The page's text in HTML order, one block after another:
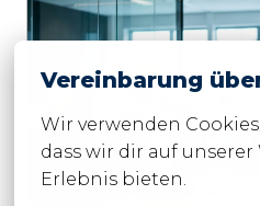
Vereinbarung
Wir verwenden
dass wir dir auf unserer
Erlebnis bieten.